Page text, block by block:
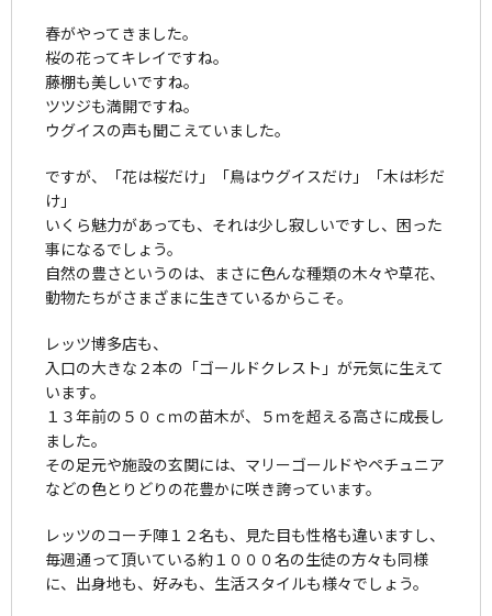
春がやってきました。
桜の花ってキレイですね。
藤棚も美しいですね。
ツツジも満開ですね。
ウグイスの声も聞こえていました。
ですが、「花は桜だけ」「鳥はウグイスだけ」「木は杉だ
け」
いくら魅力があっても、それは少し寂しいですし、困った
事になるでしょう。
自然の豊さというのは、まさに色んな種類の木々や草花、
動物たちがさまざまに生きているからこそ。
レッツ博多店も、
入口の大きな２本の「ゴールドクレスト」が元気に生えて
います。
１３年前の５０ｃｍの苗木が、５ｍを超える高さに成長し
ました。
その足元や施設の玄関には、マリーゴールドやペチュニア
などの色とりどりの花豊かに咲き誇っています。
レッツのコーチ陣１２名も、見た目も性格も違いますし、
毎週通って頂いている約１０００名の生徒の方々も同様
に、出身地も、好みも、生活スタイルも様々でしょう。